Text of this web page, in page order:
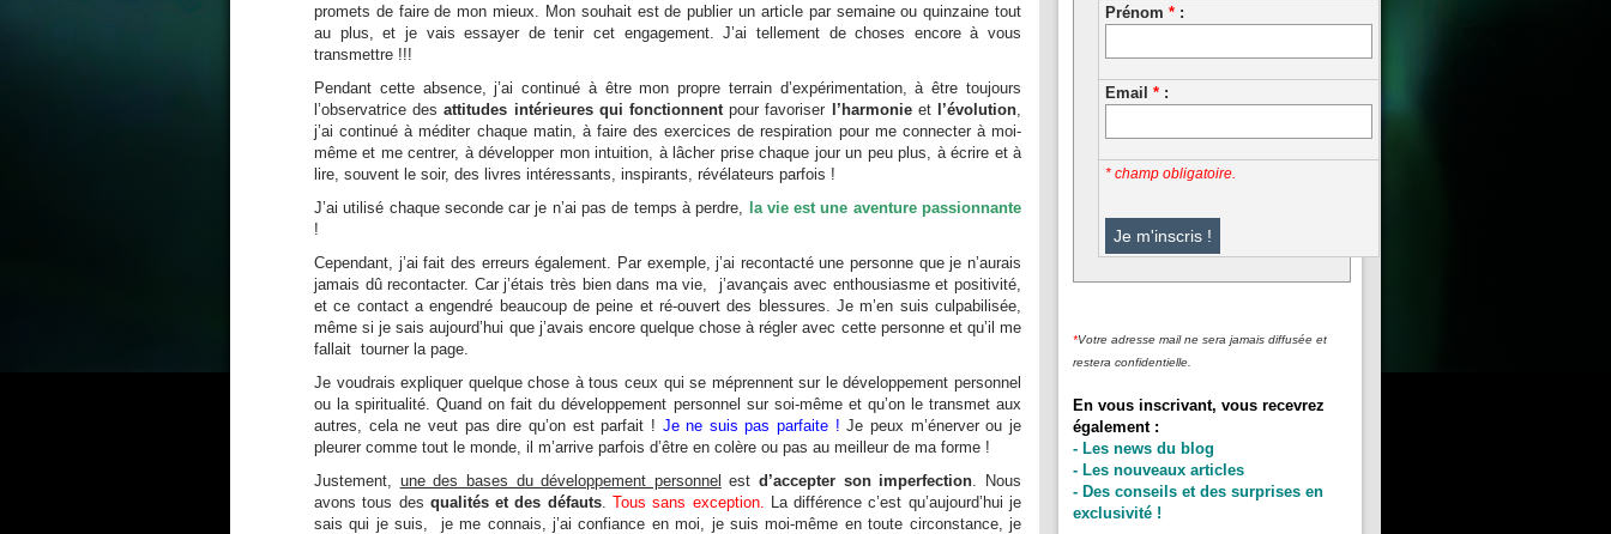
promets de faire de mon mieux. Mon souhait est de publier un article par semaine ou quinzaine tout
au plus, et je vais essayer de tenir cet engagement. J’ai tellement de choses encore à vous
transmettre !!!
Pendant cette absence, j’ai continué à être mon propre terrain d’expérimentation, à être toujours
l’observatrice desattitudes intérieures qui fonctionnent pour favoriser l’harmonieetl’évolution
j’ai continué à méditer chaque matin, à faire des exercices de respiration pour me connecter à moi-
même et me centrer, à développer mon intuition, à lâcher prise chaque jour un peu plus, à écrire et à
lire, souvent le soir, des livres intéressants, inspirants, révélateurs parfois !
J’ai utilisé chaque seconde car je n’ai pas de temps à perdre, la vie est une aventure passionnante
!
Cependant, j’ai fait des erreurs également. Par exemple, j’ai recontacté une personne que je n’aurais
jamais dû recontacter. Car j’étais très bien dans ma vie, j’avançais avec enthousiasme et positivité,
et ce contact a engendré beaucoup de peine et ré-ouvert des blessures. Je m’en suis culpabilisée,
même si je sais aujourd’hui que j’avais encore quelque chose à régler avec cette personne et qu’il me
fallait tourner la page.
Je voudrais expliquer quelque chose à tous ceux qui se méprennent sur le développement personnel
ou la spiritualité. Quand on fait du développement personnel sur soi-même et qu’on le transmet aux
autres, cela ne veut pas dire qu’on est parfait ! Je ne suis pas parfaite ! Je peux m’énerver ou je
pleurer comme tout le monde, il m’arrive parfois d’être en colère ou pas au meilleur de ma forme !
Justement, une des bases du développement personnel estd’accepter son imperfection . Nous
avons tous des qualités et des défauts.Tous sans exception.
La différence c’est qu’aujourd’hui je
sais qui je suis, je me connais, j’ai confiance en moi, je suis moi-même en toute circonstance, je
Prénom * :
Email * :
* champ obligatoire.
*Votre adresse mail ne sera jamais diffusée et
restera confidentielle.
En vous inscrivant, vous recevrez
également :
- Les news du blog
- Les nouveaux articles
- Des conseils et des surprises en
exclusivité !